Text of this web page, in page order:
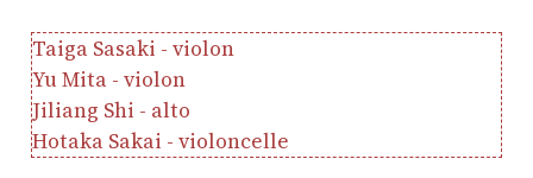
Taiga Sasaki - violon
Yu Mita - violon
Jiliang Shi - alto
Hotaka Sakai - violoncelle
Chambre
Résidence jeunes
interprètes
Formation